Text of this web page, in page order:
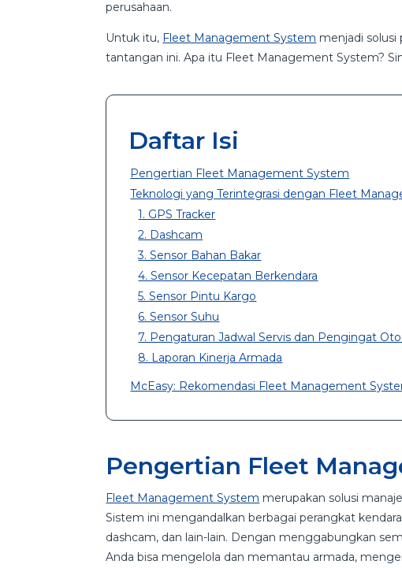
perusahaan.
Untuk itu, Fleet Management System menjadi
tantangan ini. Apa itu Fleet Management System?
Daftar Isi
Pengertian Fleet Management System
Teknologi yang Terintegrasi dengan Fleet
1. GPS Tracker
2. Dashcam
3. Sensor Bahan Bakar
4. Sensor Kecepatan Berkendara
5. Sensor Pintu Kargo
6. Sensor Suhu
7. Pengaturan Jadwal Servis dan Pengingat
8. Laporan Kinerja Armada
McEasy: Rekomendasi Fleet Management
Pengertian Fleet
Fleet Management System merupakan solusi
Sistem ini mengandalkan berbagai perangkat
dashcam, dan lain-lain. Dengan menggabungkan
Anda bisa mengelola dan memantau armada,